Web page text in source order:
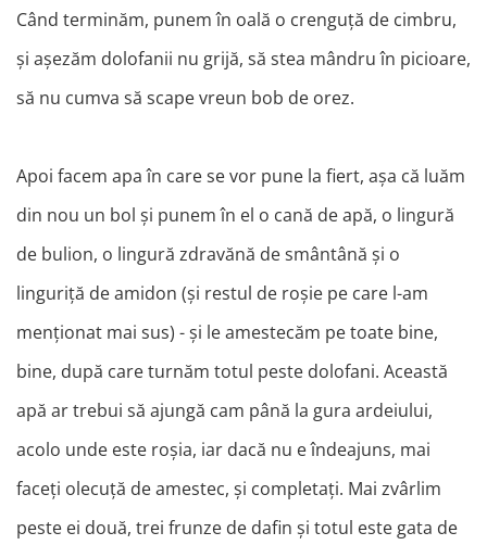
Când terminăm, punem în oală o crenguță de cimbru,
și așezăm dolofanii nu grijă, să stea mândru în picioare,
să nu cumva să scape vreun bob de orez.
Apoi facem apa în care se vor pune la fiert, așa că luăm
din nou un bol și punem în el o cană de apă, o lingură
de bulion, o lingură zdravănă de smântână și o
linguriță de amidon (și restul de roșie pe care l-am
menționat mai sus) - și le amestecăm pe toate bine,
bine, după care turnăm totul peste dolofani. Această
apă ar trebui să ajungă cam până la gura ardeiului,
acolo unde este roșia, iar dacă nu e îndeajuns, mai
faceți olecuță de amestec, și completați. Mai zvârlim
peste ei două, trei frunze de dafin și totul este gata de